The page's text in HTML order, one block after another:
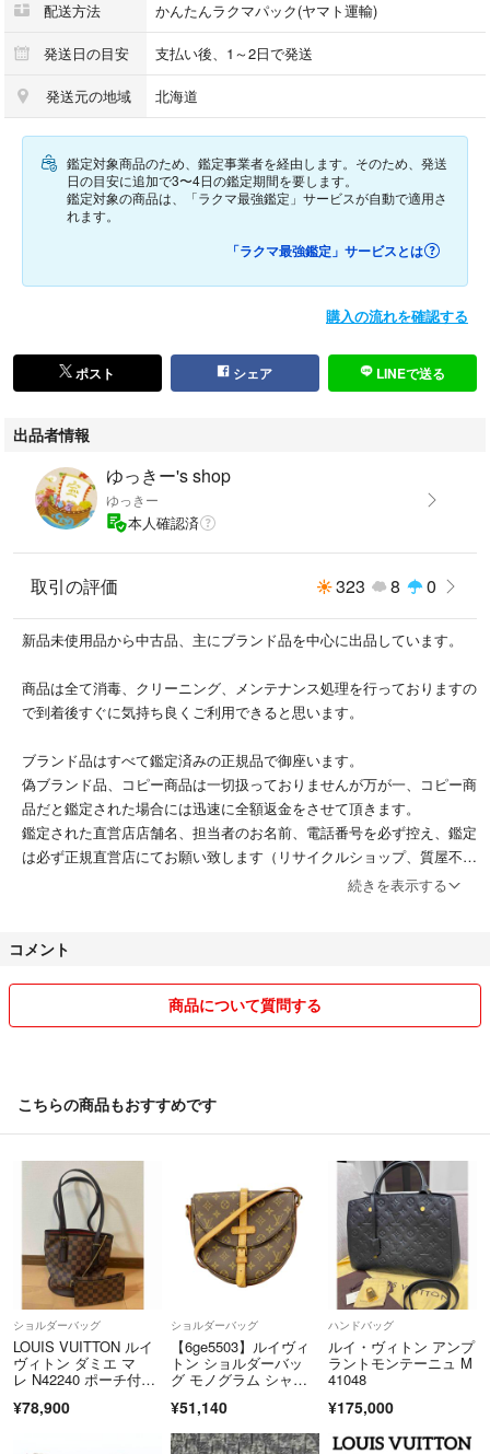
付属品 ：社外チェーンショルダー（約120㎝ 長さ調整出来る金具付）
製造番号：シリアル（写真四枚目右下）
参考定価：-円（新品価格）※廃盤品(近似モデルで30万円前後)
＜状態説明＞
●スレ：多少
●シミ：なし
●汚れ：なし（クリーニング済）
●糸ほつれ：なし
●補足など：良品中古
※写真は高画質でアップしておりますので拡大表示が可能です。
管理番号：m03270359
＜注意事項 ＞
※中古ですので小キズなど気になる神経質な方はご遠慮下さい。
※大手鑑定士や質屋が集まる札幌古物市場で購入した商品なので安心でき
※特価でブランド品を毎日のように出品しております！フォロー歓迎！
配送方法 かんたんラクマパック(ヤマト運輸)
発送日の目安 支払い後、1～2日で発送
発送元の地域 北海道
鑑定対象商品のため、鑑定事業者を経由します。そのため、発送
日の目安に追加で3〜4日の鑑定期間を要します。
鑑定対象の商品は、「ラクマ最強鑑定」サービスが自動で適用さ
れます。
「ラクマ最強鑑定」サービスとは
購入の流れを確認する
ポスト シェア LINEで送る
出品者情報
ゆっきー's shop
ゆっきー
本人確認済
取引の評価 323 8 0
新品未使用品から中古品、主にブランド品を中心に出品しています。
商品は全て消毒、クリーニング、メンテナンス処理を行っておりますの
で到着後すぐに気持ち良くご利用できると思います。
ブランド品はすべて鑑定済みの正規品で御座います。
偽ブランド品、コピー商品は一切扱っておりませんが万が一、コピー商
品だと鑑定された場合には迅速に全額返金をさせて頂きます。
鑑定された直営店店舗名、担当者のお名前、電話番号を必ず控え、鑑定
は必ず正規直営店にてお願い致します（リサイクルショップ、質屋不
せて頂いております。
■商品販売 （即購入OK!）
基本的に値下げ交渉はおこなわず即決価格ですが段階的に値下げはおこ
削除する場合が御座います。
■商品発送
トラブルを避けるために発送は「問合せ番号」履歴の残るものを利用し
「定形外郵便のみ」は利用いたしません。
商品発送にはできる限りキレイに梱包して迅速丁寧に発送するように心
がけております。
北海道からの発送となりますので通常よりも1日～2日程度、遅れる場
合が御座います。
■注意事項
商品の状態はわかりやすく記載しているつもりですが、写真での見た
目、色味など、実際と多少異なる場合がありますのでご了承下さい。
続きを表示する
コメント
商品について質問する
こちらの商品もおすすめです
ショルダーバッグ
LOUIS VUITTON ルイ
ヴィトン ダミエ マ
レ N42240 ポーチ付
¥78,900
ショルダーバッグ
【6ge5503】ルイヴィ
トン ショルダーバッ
グ モノグラム シャン
ウン【中古】レディー
ス
¥51,140
ハンドバッグ
ルイ・ヴィトン アンプ
ラントモンテーニュ M
41048
¥175,000